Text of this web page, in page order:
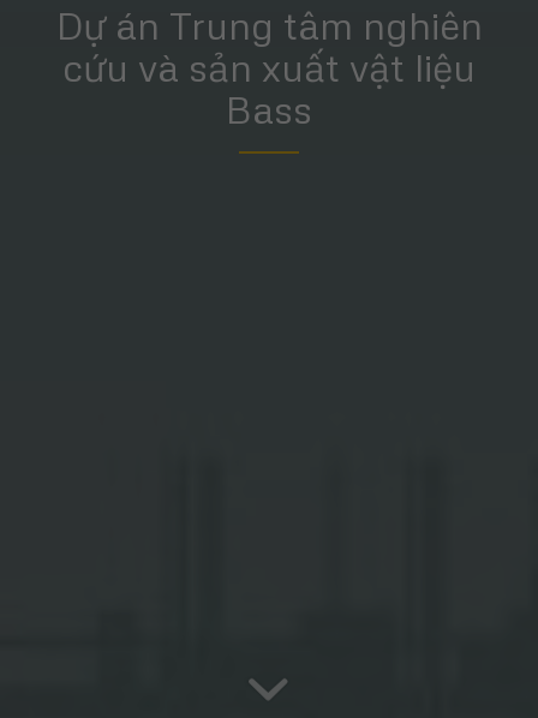
Dự án Trung tâm nghiên
cứu và sản xuất vật liệu
Bass